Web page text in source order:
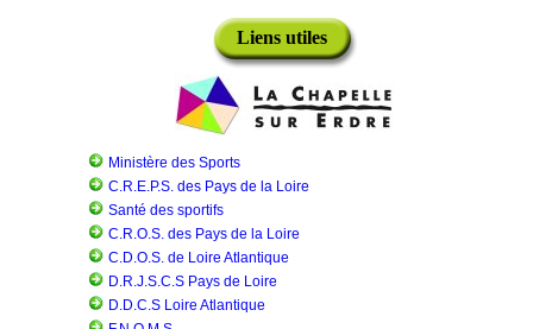
Liens utiles
Ministère des Sports
C.R.E.P.S. des Pays de la Loire
Santé des sportifs
C.R.O.S. des Pays de la Loire
C.D.O.S. de Loire Atlantique
D.R.J.S.C.S Pays de Loire
D.D.C.S Loire Atlantique